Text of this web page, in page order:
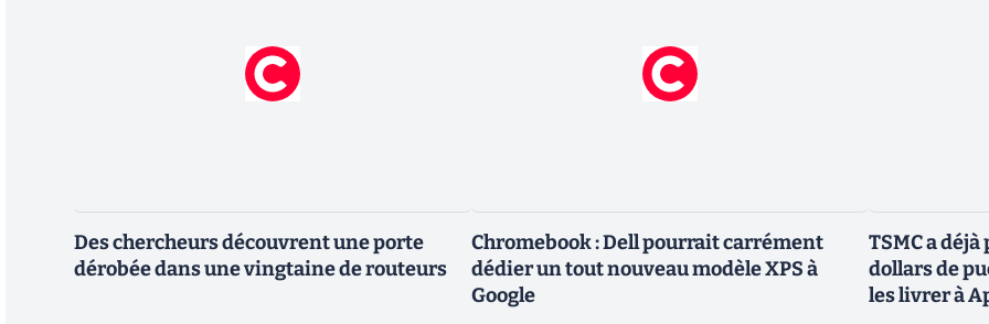
Des chercheurs découvrent une porte
dérobée dans une vingtaine de routeurs
Chromebook : Dell pourrait carrément
dédier un tout nouveau modèle XPS à
Google
TSMC a
dollars de
les livrer à